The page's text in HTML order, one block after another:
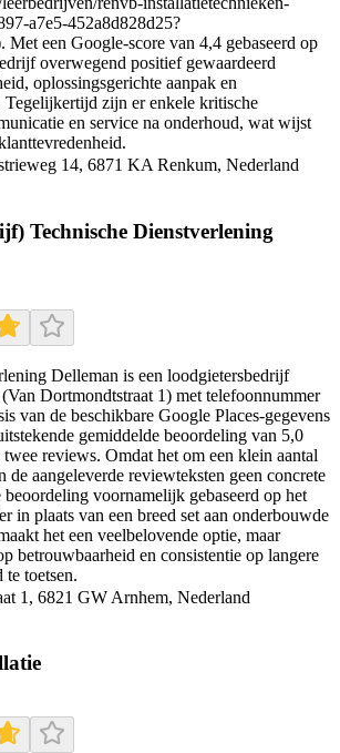
a7e5-452a8d828d25?
Met een Google-score van 4,4 gebaseerd op
overwegend positief gewaardeerd
oplossingsgerichte aanpak en
Tegelijkertijd zijn er enkele kritische
en service na onderhoud, wat wijst
14, 6871 KA Renkum, Nederland
Technische Dienstverlening
Delleman is een loodgietersbedrijf
Dortmondtstraat 1) met telefoonnummer
van de beschikbare Google Places-gegevens
gemiddelde beoordeling van 5,0
twee reviews. Omdat het om een klein aantal
de aangeleverde reviewteksten geen concrete
beoordeling voornamelijk gebaseerd op het
in plaats van een breed set aan onderbouwde
het een veelbelovende optie, maar
betrouwbaarheid en consistentie op langere
toetsen.
1, 6821 GW Arnhem, Nederland